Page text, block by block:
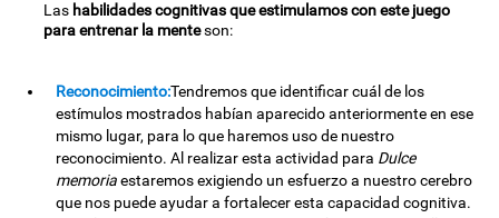
Las habilidades cognitivas que estimulamos con este juego
para entrenar la menteson:
Reconocimiento:Tendremos que identificar cuál de los
estímulos mostrados habían aparecido anteriormente en ese
mismo lugar, para lo que haremos uso de nuestro
reconocimiento. Al realizar esta actividad para Dulce
memoriaestaremos exigiendo un esfuerzo a nuestro cerebro
que nos puede ayudar a fortalecer esta capacidad cognitiva.